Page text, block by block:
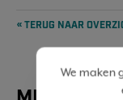
« TERUG NAAR
We maken